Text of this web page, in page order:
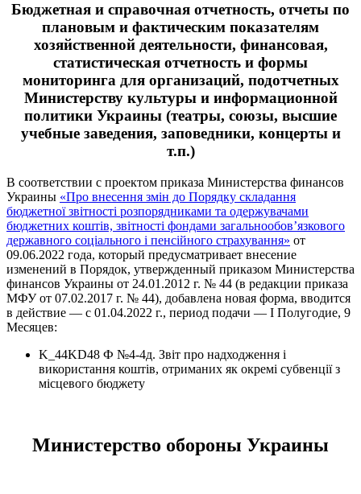
Бюджетная и справочная отчетность, отчеты по
плановым и фактическим показателям
хозяйственной деятельности, финансовая,
статистическая отчетность и формы
мониторинга для организаций, подотчетных
Министерству культуры и информационной
политики Украины (театры, союзы, высшие
учебные заведения, заповедники, концерты и
т.п.)
В соответствии с проектом приказа Министерства финансов
Украины «Про внесення змін до Порядку складання
бюджетної звітності розпорядниками та одержувачами
бюджетних коштів, звітності фондами загальнообов’язкового
державного соціального і пенсійного страхування» от
09.06.2022 года, который предусматривает внесение
изменений в Порядок, утвержденный приказом Министерства
финансов Украины от 24.01.2012 г. № 44 (в редакции приказа
МФУ от 07.02.2017 г. № 44), добавлена новая форма, вводится
в действие — с 01.04.2022 г., период подачи — І Полугодие, 9
Месяцев:
K_44KD48 Ф №4-4д. Звіт про надходження і
використання коштів, отриманих як окремі субвенції з
місцевого бюджету
Министерство обороны Украины